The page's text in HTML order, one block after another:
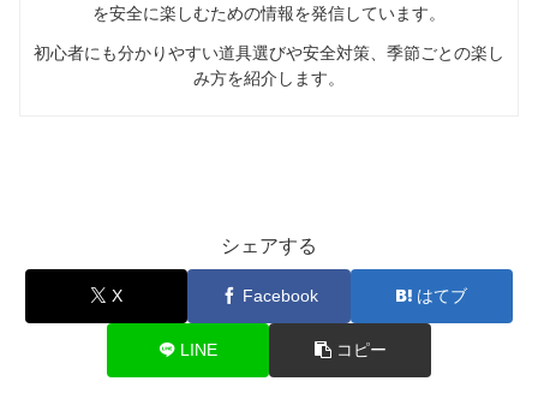
を安全に楽しむための情報を発信しています。
初心者にも分かりやすい道具選びや安全対策、季節ごとの楽し
み方を紹介します。
シェアする
X Facebook はてブ
LINE コピー